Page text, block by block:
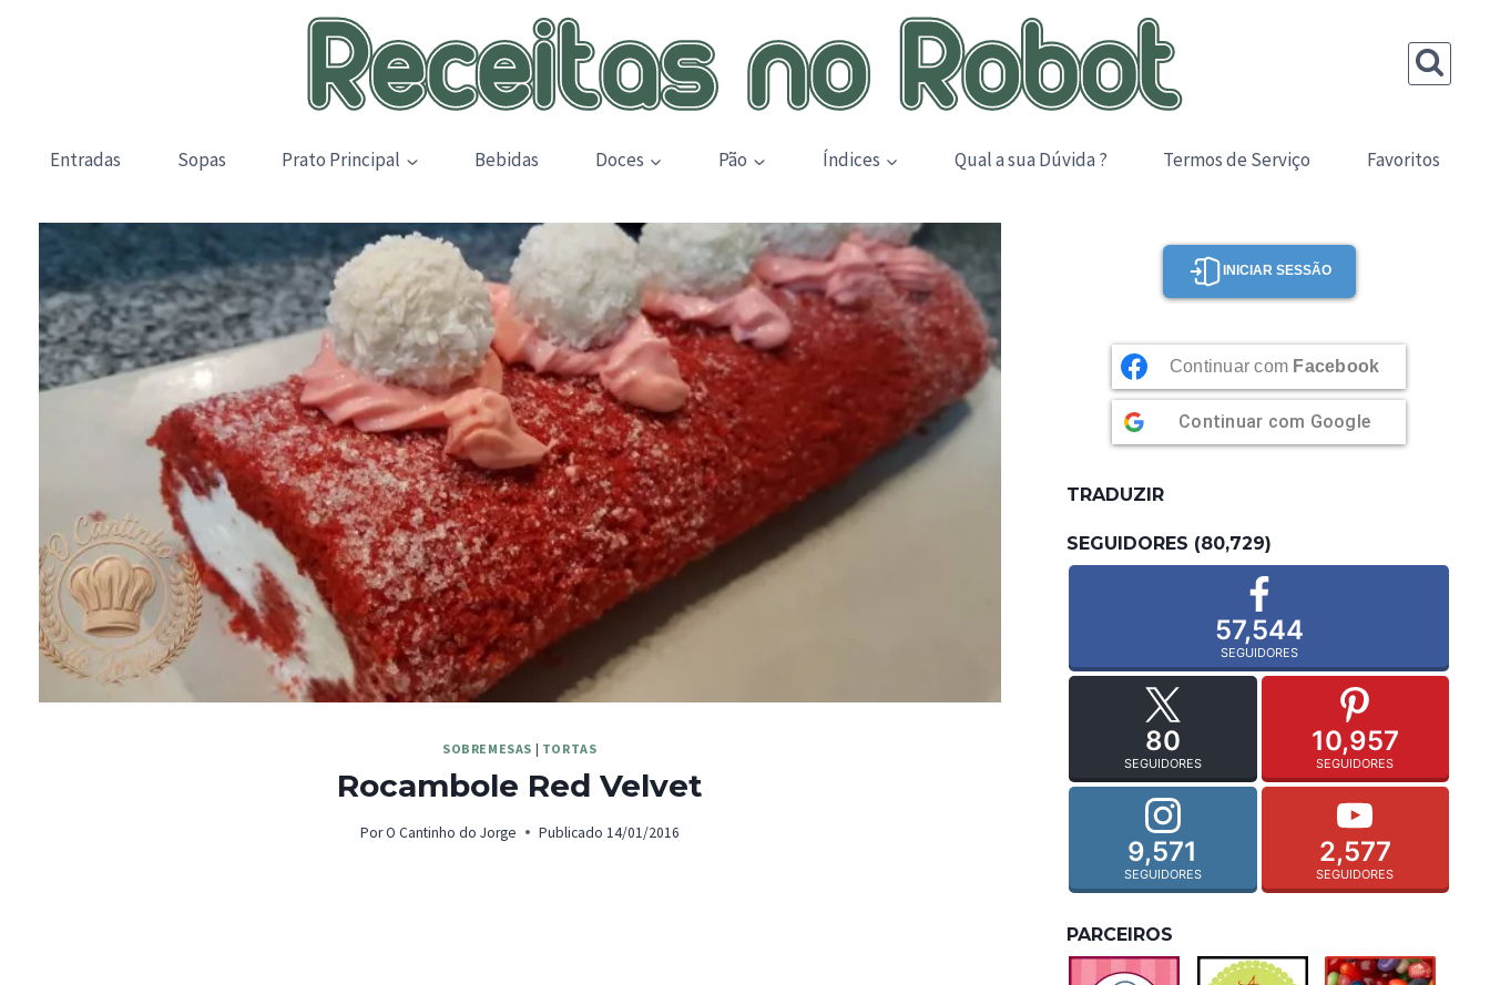
Entradas Sopas Prato Principal Bebidas Doces Pão Índices Qual a sua Dúvida ? Termos de Serviço Favoritos
SOBREMESAS | TORTAS
Rocambole Red Velvet
Por O Cantinho do Jorge Publicado 14/01/2016
INICIAR SESSÃO
Continuar com Facebook
Continuar com Google
TRADUZIR
SEGUIDORES (80,729)
57,544
SEGUIDORES
80
SEGUIDORES
10,957
SEGUIDORES
9,571
SEGUIDORES
2,577
SEGUIDORES
PARCEIROS